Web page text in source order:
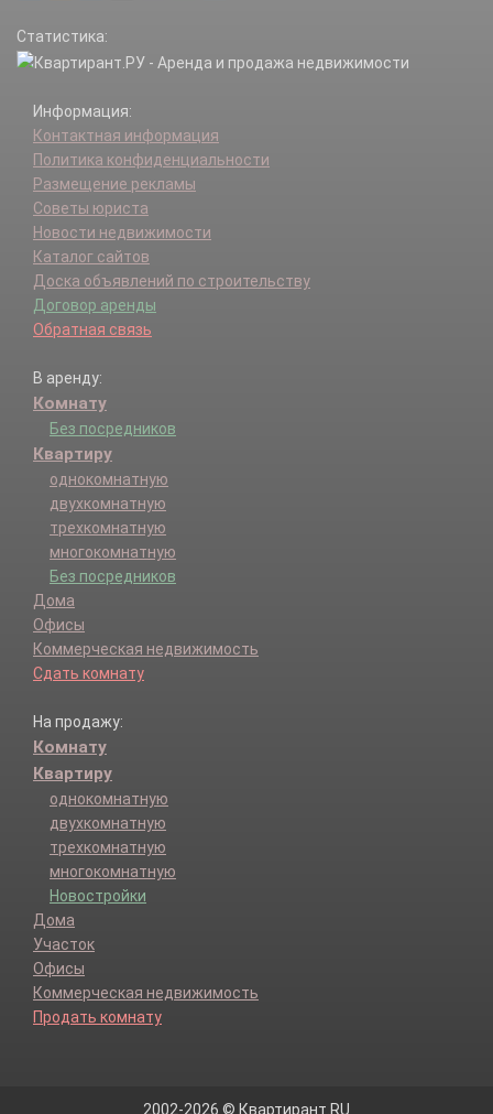
Статистика:
Информация:
Контактная информация
Политика конфиденциальности
Размещение рекламы
Советы юриста
Новости недвижимости
Каталог сайтов
Доска объявлений по строительству
Договор аренды
Обратная связь
В аренду:
Комнату
Без посредников
Квартиру
однокомнатную
двухкомнатную
трехкомнатную
многокомнатную
Без посредников
Дома
Офисы
Коммерческая недвижимость
Сдать комнату
На продажу:
Комнату
Квартиру
однокомнатную
двухкомнатную
трехкомнатную
многокомнатную
Новостройки
Дома
Участок
Офисы
Коммерческая недвижимость
Продать комнату
2002-2026 © Квартирант.RU